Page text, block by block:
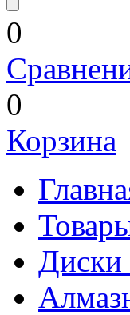
0
0
Корзина
Диски